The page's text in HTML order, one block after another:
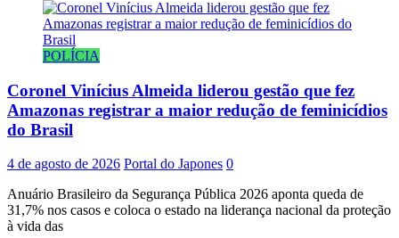
POLÍCIA
Coronel Vinícius Almeida liderou gestão que fez
Amazonas registrar a maior redução de feminicídios
do Brasil
4 de agosto de 2026 Portal do Japones 0
Anuário Brasileiro da Segurança Pública 2026 aponta queda de
31,7% nos casos e coloca o estado na liderança nacional da proteção
à vida das